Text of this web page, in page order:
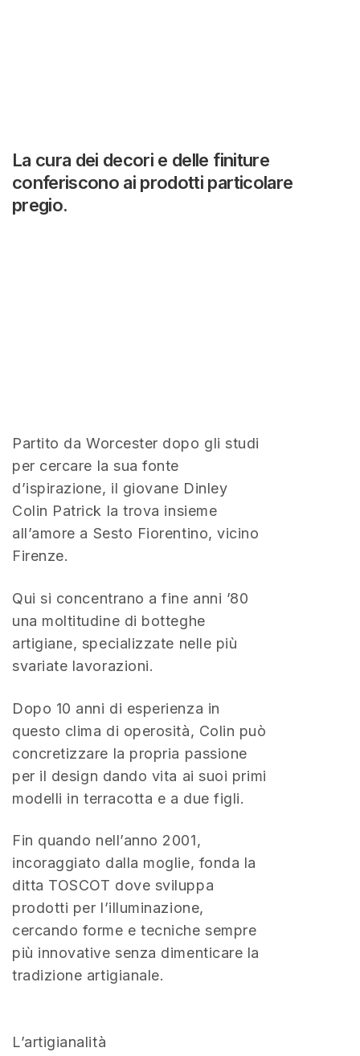
La cura dei decori e delle finiture
conferiscono ai prodotti particolare
pregio.
Partito da Worcester dopo gli studi
per cercare la sua fonte
d’ispirazione, il giovane Dinley
Colin Patrick la trova insieme
all’amore a Sesto Fiorentino, vicino
Firenze.
Qui si concentrano a fine anni ’80
una moltitudine di botteghe
artigiane, specializzate nelle più
svariate lavorazioni.
Dopo 10 anni di esperienza in
questo clima di operosità, Colin può
concretizzare la propria passione
per il design dando vita ai suoi primi
modelli in terracotta e a due figli.
Fin quando nell’anno 2001,
incoraggiato dalla moglie, fonda la
ditta TOSCOT dove sviluppa
prodotti per l’illuminazione,
cercando forme e tecniche sempre
più innovative senza dimenticare la
tradizione artigianale.
L’artigianalità